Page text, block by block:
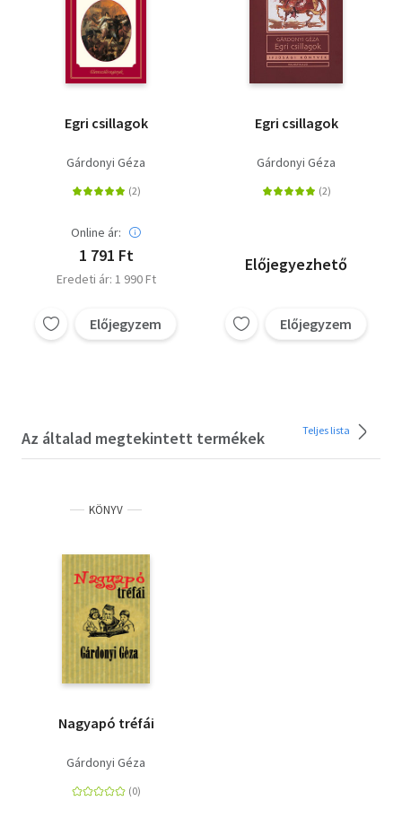
Egri csillagok
Gárdonyi Géza
Online ár:
1 791 Ft
Eredeti ár: 1 990 Ft
Előjegyzem
Egri csillagok
Gárdonyi Géza
Előjegyezhető
Előjegyzem
Az általad megtekintett termékek Teljes lista
KÖNYV
Nagyapó tréfái
Gárdonyi Géza